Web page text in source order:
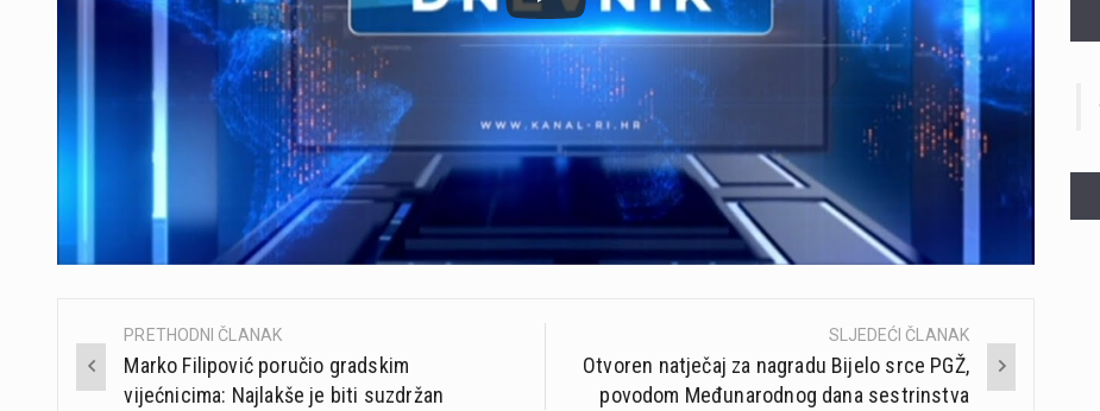
Post
navigation
PRETHODNI ČLANAK
Marko Filipović poručio gradskim
vijećnicima: Najlakše je biti suzdržan
SLJEDEĆI ČLANAK
Otvoren natječaj za nagradu Bijelo srce PGŽ,
povodom Međunarodnog dana sestrinstva